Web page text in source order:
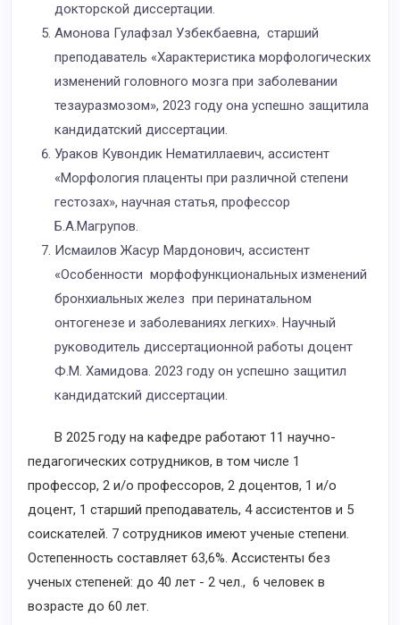
докторской диссертации.
Амонова Гулафзал Узбекбаевна, старший
преподаватель «Характеристика морфологических
изменений головного мозга при заболевании
тезауразмозом», 2023 году она успешно защитила
кандидатский диссертации.
Ураков Кувондик Нематиллаевич, ассистент
«Морфология плаценты при различной степени
гестозах», научная статья, профессор
Б.А.Магрупов.
Исмаилов Жасур Мардонович, ассистент
«Особенности морфофункциональных изменений
бронхиальных желез при перинатальном
онтогенезе и заболеваниях легких». Научный
руководитель диссертационной работы доцент
Ф.М. Хамидова. 2023 году он успешно защитил
кандидатский диссертации.
В 2025 году на кафедре работают 11 научно-
педагогических сотрудников, в том числе 1
профессор, 2 и/о профессоров, 2 доцентов, 1 и/о
доцент, 1 старший преподаватель, 4 ассистентов и 5
соискателей. 7 сотрудников имеют ученые степени.
Остепенность составляет 63,6%. Ассистенты без
ученых степеней: до 40 лет - 2 чел., 6 человек в
возрасте до 60 лет.